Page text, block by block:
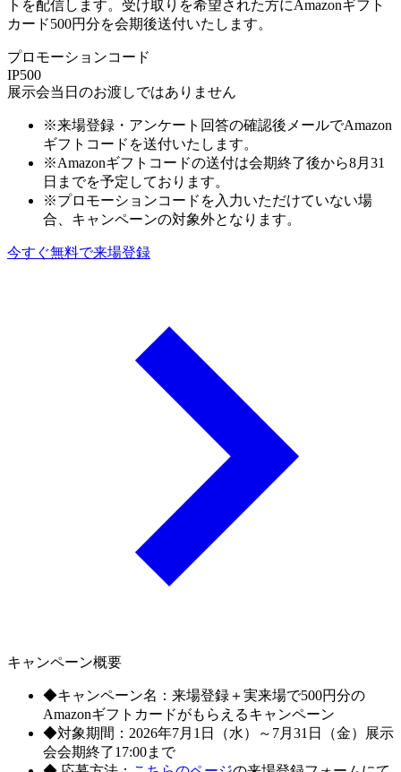
トを配信します。受け取りを希望された方にAmazonギフト
カード500円分を会期後送付いたします。
プロモーションコード
IP500
展示会当日のお渡しではありません
※来場登録・アンケート回答の確認後メールでAmazon
ギフトコードを送付いたします。
※Amazonギフトコードの送付は会期終了後から8月31
日までを予定しております。
※プロモーションコードを入力いただけていない場
合、キャンペーンの対象外となります。
今すぐ無料で来場登録
キャンペーン概要
◆キャンペーン名：来場登録＋実来場で500円分の
Amazonギフトカードがもらえるキャンペーン
◆対象期間：2026年7月1日（水）～7月31日（金）展示
会会期終了17:00まで